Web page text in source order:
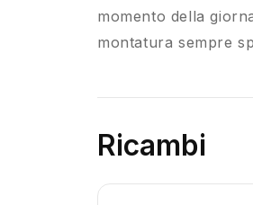
momento della
montatura sempre
Ricambi